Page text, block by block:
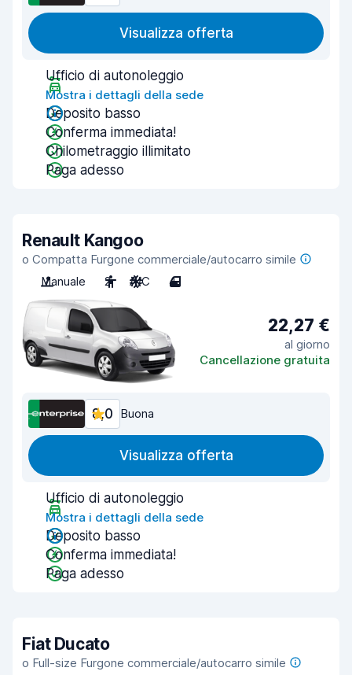
Visualizza offerta
Ufficio di autonoleggio
Mostra i dettagli della sede
Deposito basso
Conferma immediata!
Chilometraggio illimitato
Paga adesso
Renault Kangoo
o Compatta Furgone commerciale/autocarro simile
Manuale
2 A/C 4
22,27 €
al giorno
Cancellazione gratuita
8,0 Buona
Visualizza offerta
Ufficio di autonoleggio
Mostra i dettagli della sede
Deposito basso
Conferma immediata!
Paga adesso
Fiat Ducato
o Full-size Furgone commerciale/autocarro simile